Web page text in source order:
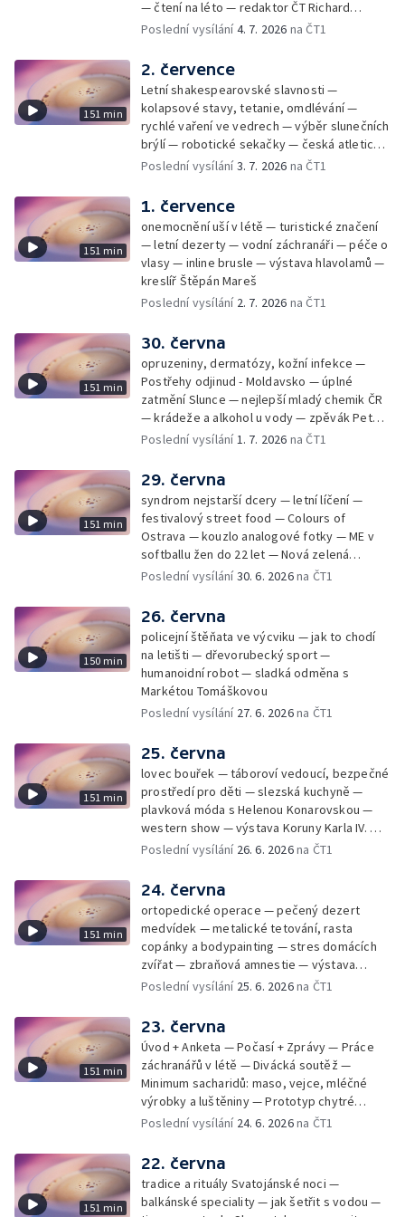
— čtení na léto — redaktor ČT Richard
Samko
Poslední vysílání4. 7. 2026 na ČT1
151 min
2. července
Letní shakespearovské slavnosti —
kolapsové stavy, tetanie, omdlévání —
rychlé vaření ve vedrech — výběr slunečních
brýlí — robotické sekačky — česká atletická
rekordmanka — psí seriál: výmarský
Poslední vysílání3. 7. 2026 na ČT1
151 min
1. července
onemocnění uší v létě — turistické značení
— letní dezerty — vodní záchranáři — péče o
vlasy — inline brusle — výstava hlavolamů —
kreslíř Štěpán Mareš
Poslední vysílání 2. 7. 2026 na ČT1
151 min
30. června
opruzeniny, dermatózy, kožní infekce —
Postřehy odjinud - Moldavsko — úplné
zatmění Slunce — nejlepší mladý chemik ČR
— krádeže a alkohol u vody — zpěvák Peter
Cmorik
Poslední vysílání 1. 7. 2026 na ČT1
151 min
29. června
syndrom nejstarší dcery — letní líčení —
festivalový street food — Colours of
Ostrava — kouzlo analogové fotky — ME v
softballu žen do 22 let — Nová zelená
úsporám — Global Teacher Prize Czech
Poslední vysílání30. 6. 2026na ČT1
150 min
26. června
policejní štěňata ve výcviku — jak to chodí
na letišti — dřevorubecký sport —
humanoidní robot — sladká odměna s
Markétou Tomáškovou
Poslední vysílání 27. 6. 2026na ČT1
151 min
25. června
lovec bouřek — táboroví vedoucí, bezpečné
prostředí pro děti — slezská kuchyně —
plavková móda s Helenou Konarovskou —
western show — výstava Koruny Karla IV. —
mladý lezecký fenomén Josef Šindel
Poslední vysílání 26. 6. 2026na ČT1
151 min
24. června
ortopedické operace — pečený dezert
medvídek — metalické tetování, rasta
copánky a bodypainting — stres domácích
zvířat — zbraňová amnestie — výstava
mikrofotografií rostlin — fenomenální
Poslední vysílání 25. 6. 2026na ČT1
151 min
23. června
Úvod + Anketa — Počasí + Zprávy — Práce
záchranářů v létě — Divácká soutěž —
Minimum sacharidů: maso, vejce, mléčné
výrobky a luštěniny — Prototyp chytré
vložky do bot pro běžce — Anketa +
záchranářů v létě — Divácká soutěž —
Minimum sacharidů: maso, vejce, mléčné
výrobky a luštěniny — Jak se udržet v
kondici v létě bez posilovny — Prototyp
Poslední vysílání 24. 6. 2026na ČT1
151 min
22. června
tradice a rituály Svatojánské noci —
balkánské speciality — jak šetřit s vodou —